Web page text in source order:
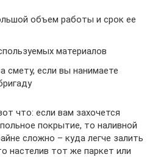
объем работы и срок ее
материалов
смету, если вы нанимаете
что: если вам захочется
покрытие, то наливной
сложно – куда легче залить
настелив тот же паркет или